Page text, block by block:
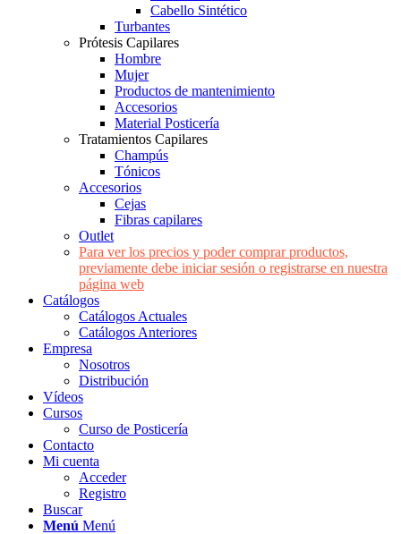
Cabello Sintético
Turbantes
Prótesis Capilares
Hombre
Mujer
Productos de mantenimiento
Accesorios
Material Posticería
Tratamientos Capilares
Champús
Tónicos
Accesorios
Cejas
Fibras capilares
Outlet
Para ver los precios y poder comprar productos,
previamente debe iniciar sesión o registrarse en nuestra
página web
Catálogos
Catálogos Actuales
Catálogos Anteriores
Empresa
Nosotros
Distribución
Vídeos
Cursos
Curso de Posticería
Contacto
Mi cuenta
Acceder
Registro
Buscar
Menú Menú